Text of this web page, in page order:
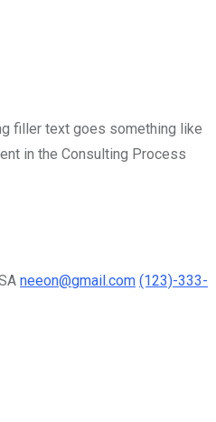
filler text goes something like
in the Consulting Process
neeon@gmail.com (123)-333-